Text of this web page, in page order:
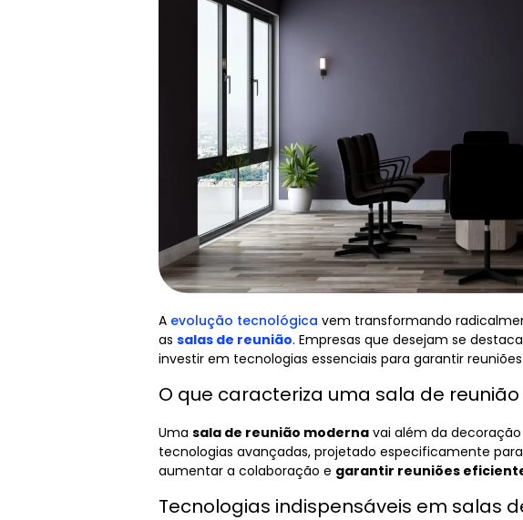
A evolução tecnológica vem transformando
as salas de reunião. Empresas que desejam se
investir em tecnologias essenciais para garantir
O que caracteriza uma sala de
Uma sala de reunião moderna vai além da
tecnologias avançadas, projetado especificamente
aumentar a colaboração e garantir reuniões
Tecnologias indispensáveis em salas